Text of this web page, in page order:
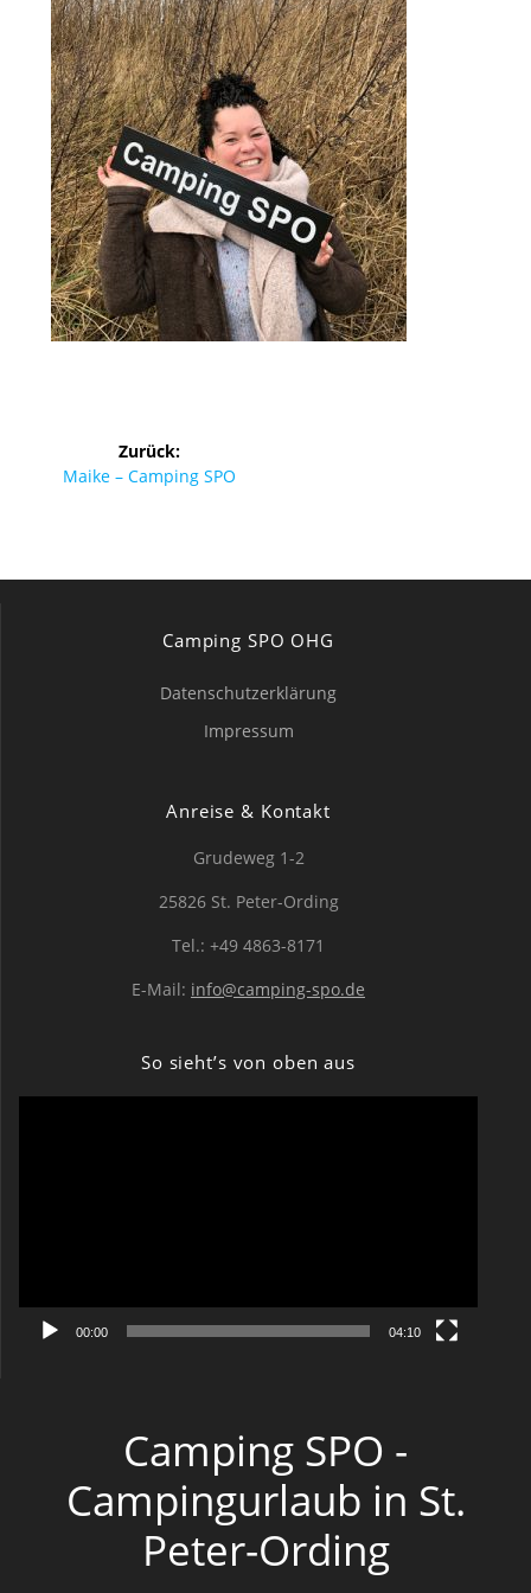
Beitragsnavigation
Zurück:
Vorheriger
Maike – Camping SPO
Camping SPO OHG
Datenschutzerklärung
Impressum
Anreise & Kontakt
Grudeweg 1-2
25826 St. Peter-Ording
Tel.: +49 4863-8171
E-Mail: info@camping-spo.de
So sieht’s von oben aus
00:00 04:10
Camping SPO -
Campingurlaub in St.
Peter-Ording